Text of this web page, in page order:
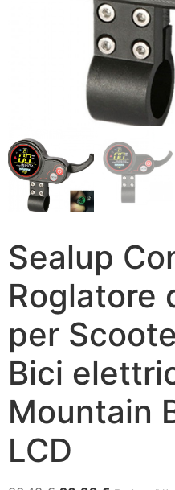
Sealup
Roglatore
per
Bici
Mountain
LCD